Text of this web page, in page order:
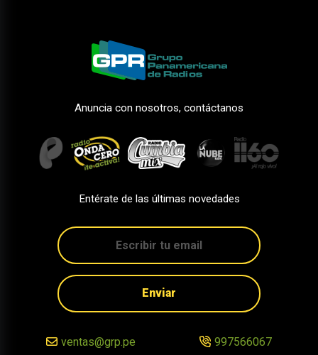
Anuncia con nosotros, contáctanos
Entérate de las últimas novedades
Enviar
ventas@grp.pe 997566067